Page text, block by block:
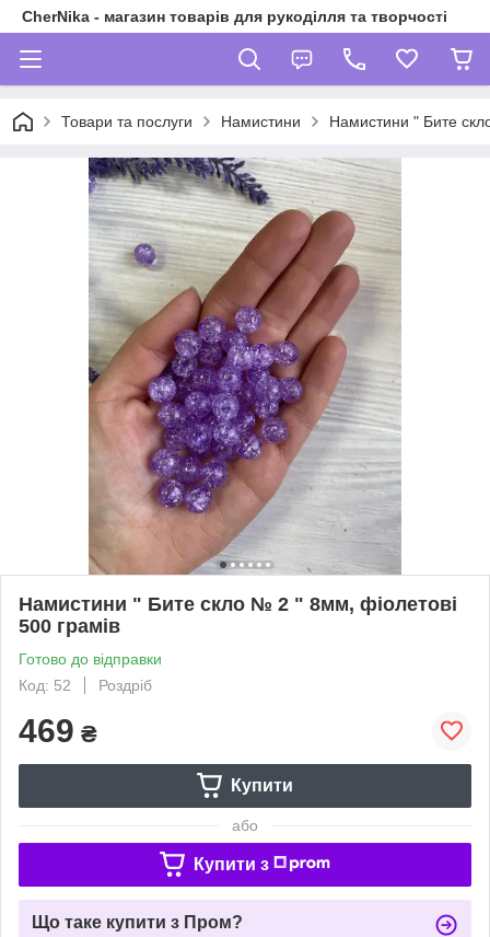
CherNika - магазин товарів для рукоділля та творчості
Товари та послуги Намистини Намистини " Бите
Намистини " Бите скло № 2 " 8мм, фіолетові
500 грамів
Готово до відправки
Код: 52
Роздріб
469 ₴
Купити
або
Купити з
Що таке купити з Пром?